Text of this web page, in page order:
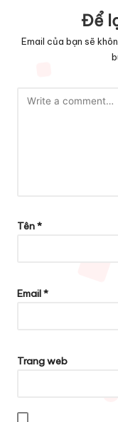
Để
Email của bạn sẽ
Tên*
Email*
Trang web